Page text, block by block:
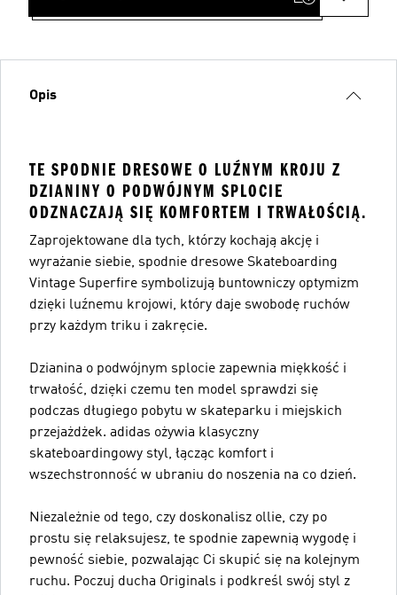
Opis
TE SPODNIE DRESOWE O LUŹNYM KROJU Z
DZIANINY O PODWÓJNYM SPLOCIE
ODZNACZAJĄ SIĘ KOMFORTEM I TRWAŁOŚCIĄ.
Zaprojektowane dla tych, którzy kochają akcję i
wyrażanie siebie, spodnie dresowe Skateboarding
Vintage Superfire symbolizują buntowniczy optymizm
dzięki luźnemu krojowi, który daje swobodę ruchów
przy każdym triku i zakręcie.
Dzianina o podwójnym splocie zapewnia miękkość i
trwałość, dzięki czemu ten model sprawdzi się
podczas długiego pobytu w skateparku i miejskich
przejażdżek. adidas ożywia klasyczny
skateboardingowy styl, łącząc komfort i
wszechstronność w ubraniu do noszenia na co dzień.
Niezależnie od tego, czy doskonalisz ollie, czy po
prostu się relaksujesz, te spodnie zapewnią wygodę i
pewność siebie, pozwalając Ci skupić się na kolejnym
ruchu. Poczuj ducha Originals i podkreśl swój styl z